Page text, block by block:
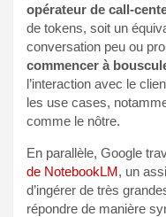
opérateur de call-
de tokens, soit un
conversation peu ou
commencer à
l’interaction avec le
les use cases,
comme le nôtre.
En parallèle, Google
de NotebookLM, un
d’ingérer de très
répondre de manière